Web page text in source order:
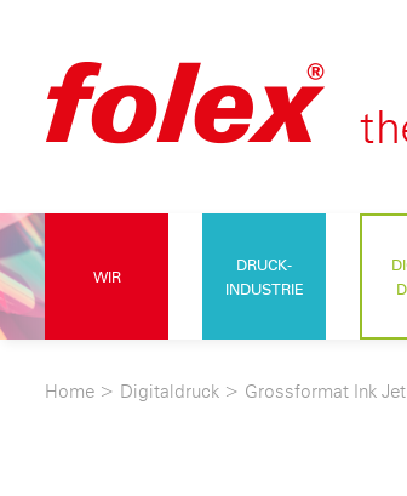
WIR
DRUCK-
INDUSTRIE
Home > Digitaldruck > Grossformat Ink Jet